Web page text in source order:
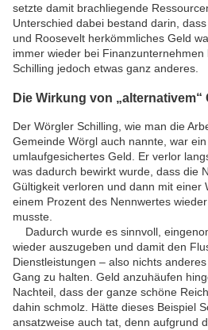
setzte damit brachliegende
Unterschied dabei bestand darin,
und Roosevelt herkömmliches Geld
immer wieder bei
Schilling jedoch etwas ganz anderes.
Die Wirkung von „alternativem“
Der Wörgler Schilling, wie man die
Gemeinde Wörgl auch nannte, war
umlaufgesichertes Geld. Er verlor
was dadurch bewirkt wurde, dass die
Gültigkeit verloren und dann mit einer
einem Prozent des Nennwertes
musste.
Dadurch wurde es sinnvoll,
wieder auszugeben und damit den
Dienstleistungen – also nichts
Gang zu halten. Geld anzuhäufen
Nachteil, dass der ganze schöne
dahin schmolz. Hätte dieses Beispiel
ansatzweise auch tat, denn aufgrund